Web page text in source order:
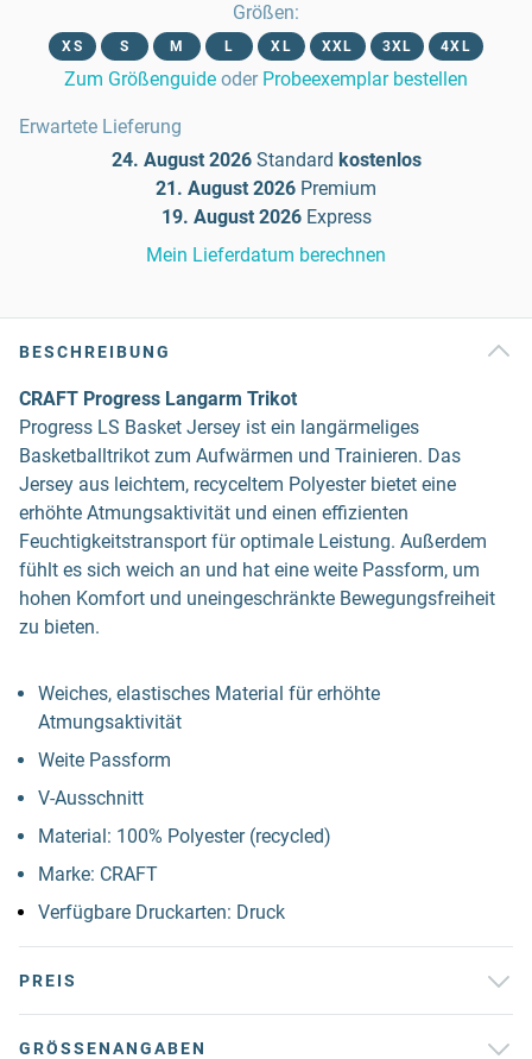
Größen:
XS S M L XL XXL 3XL 4XL
Zum Größenguide oder Probeexemplar bestellen
Erwartete Lieferung
24. August 2026 Standard kostenlos
21. August 2026 Premium
19. August 2026 Express
Mein Lieferdatum berechnen
BESCHREIBUNG
CRAFT Progress Langarm Trikot
Progress LS Basket Jersey ist ein langärmeliges
Basketballtrikot zum Aufwärmen und Trainieren. Das
Jersey aus leichtem, recyceltem Polyester bietet eine
erhöhte Atmungsaktivität und einen effizienten
Feuchtigkeitstransport für optimale Leistung. Außerdem
fühlt es sich weich an und hat eine weite Passform, um
hohen Komfort und uneingeschränkte Bewegungsfreiheit
zu bieten.
Weiches, elastisches Material für erhöhte
Atmungsaktivität
Weite Passform
V-Ausschnitt
Material: 100% Polyester (recycled)
Marke: CRAFT
Verfügbare Druckarten: Druck
PREIS
GRÖSSENANGABEN